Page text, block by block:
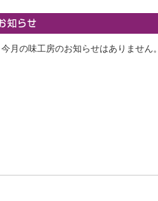
今月の味工房のお知らせはありません。